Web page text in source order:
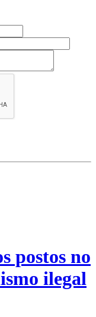
postos no
ilegal